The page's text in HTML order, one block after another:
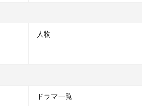
人物
ドラマ一覧